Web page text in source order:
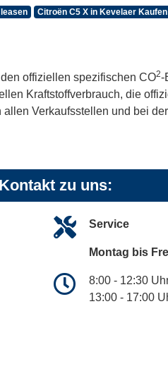
Citroën C5 X in Kevelaer
offiziellen spezifischen CO2-
Kraftstoffverbrauch, die
Verkaufsstellen und bei
zu uns:
Service
Montag bis
8:00 - 12:30
13:00 - 17:00